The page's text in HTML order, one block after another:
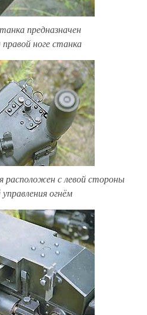
предназначен
ноге станка
расположен с левой стороны
огнём